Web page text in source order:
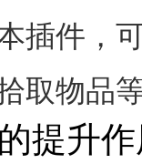
插件，
取物品
提升